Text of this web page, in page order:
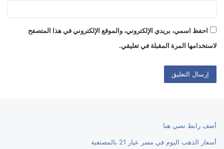
احفظ اسمي، بريدي الإلكتروني، والموقع الإلكتروني في هذا المتصفح
لاستخدامها المرة المقبلة في تعليقي.
أضف رابط نصي هنا
أسعار الذهب اليوم في مصر عيار 21 بالمصنعية